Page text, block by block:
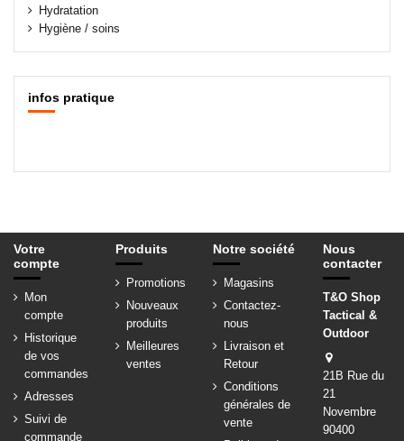
Hydratation
Hygiène / soins
infos pratique
Votre
compte
Mon
compte
Historique
de vos
commandes
Adresses
Suivi de
commande
Produits
Promotions
Nouveaux
produits
Meilleures
ventes
Notre société
Magasins
Contactez-
nous
Livraison et
Retour
Conditions
générales de
vente
Nous
contacter
T&O Shop
Tactical &
Outdoor
21B Rue du
21
Novembre
90400